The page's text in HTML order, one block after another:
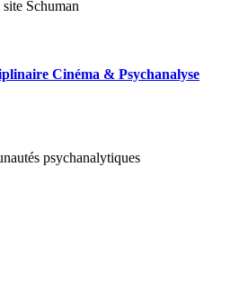
Schuman
Cinéma & Psychanalyse
psychanalytiques